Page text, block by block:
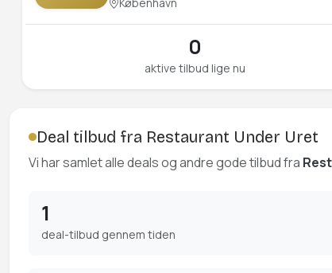
0
aktive tilbud lige nu
Deal tilbud fra Restaurant Under Uret
Vi har samlet alle deals og andre gode tilbud fra
1
deal-tilbud gennem tiden